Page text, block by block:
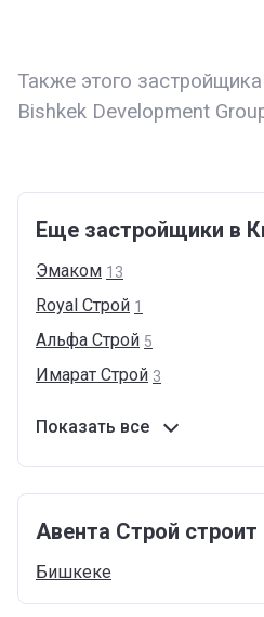
Также этого
Bishkek Development
Еще застройщики в
Эмаком 13
Royal Cтрой 1
Альфа Строй 5
Имарат Строй 3
Показать все
Авента Строй строит
Бишкеке